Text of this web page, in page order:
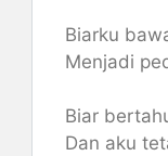
Biarku
Menjadi
Biar
Dan aku